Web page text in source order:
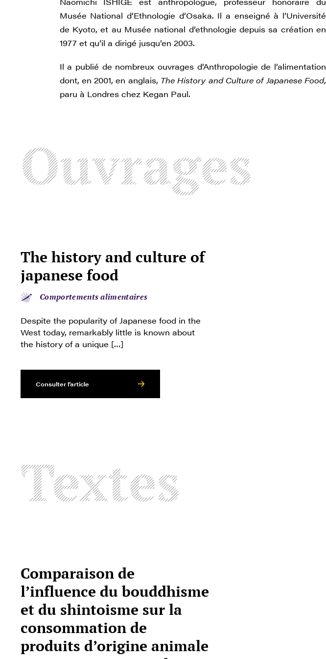
Musée National d’Ethnologie d’Osaka. Il a enseigné à l’Université
de Kyoto, et au Musée national d’ethnologie depuis sa création en
1977 et qu’il a dirigé jusqu’en 2003.
Il a publié de nombreux ouvrages d’Anthropologie de l’alimentation
dont, en 2001, en anglais, The History and Culture of Japanese Food,
paru à Londres chez Kegan Paul.
Ouvrages
The history and culture of
japanese food
Comportements alimentaires
Despite the popularity of Japanese food in the
West today, remarkably little is known about
the history of a unique […]
Consulter l’article
Textes
Comparaison de
l’influence du bouddhisme
et du shintoisme sur la
consommation de
produits d’origine animale